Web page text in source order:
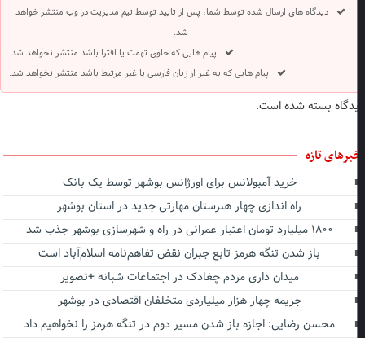
دیدگاه های ارسال شده توسط شما، پس از تایید توسط تیم مدیریت در وب منتشر خواهد
شد.
پیام هایی که حاوی تهمت یا افترا باشد منتشر نخواهد شد.
پیام هایی که به غیر از زبان فارسی یا غیر مرتبط باشد منتشر نخواهد شد.
بسته شده است.
تازه
خرید آمبولانس برای اورژانس بوشهر توسط یک بانک
راه اندازی چهار هنرستان مهارتی جدید در استان بوشهر
۱۸۰۰ میلیارد تومان اعتبار عمرانی در راه و شهرسازی بوشهر جذب شد
باز شدن تنگه هرمز تابع جبران نقض تفاهم‌نامه اسلام‌آباد است
میدان داری مردم چغادک در اجتماعات شبانه +تصویر
جریمه چهار هزار میلیاردی متخلفان اقتصادی در بوشهر
محسن رضایی: اجازه باز شدن مسیر دوم در تنگه هرمز را نخواهیم داد